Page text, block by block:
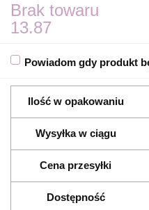
Brak towaru
13.87
Powiadom gdy produkt
Ilość w opakowaniu
Wysyłka w ciągu
Cena przesyłki
Dostępność